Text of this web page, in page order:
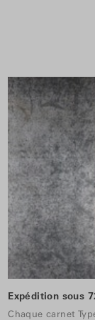
Expédition sous
Chaque carnet